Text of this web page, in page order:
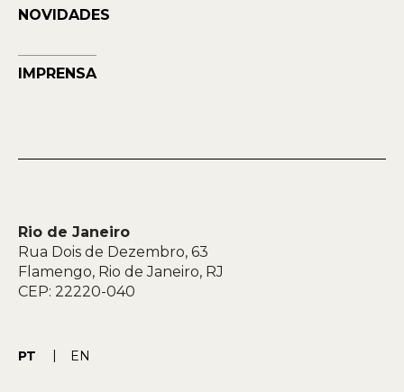
NOVIDADES
IMPRENSA
Rio de Janeiro
Rua Dois de Dezembro, 63
Flamengo, Rio de Janeiro, RJ
CEP: 22220-040
PT EN